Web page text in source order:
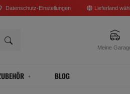
Datenschutz-Einstellungen Lieferland
Meine
BLOG